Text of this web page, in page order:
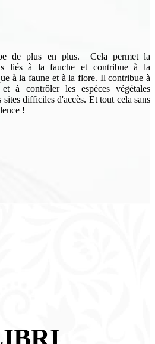
de plus en plus.
Cela permet la
liés à la fauche et contribue à la
à la faune et à la flore. Il contribue à
à contrôler les espèces végétales
sites difficiles d'accès. Et tout cela sans
!